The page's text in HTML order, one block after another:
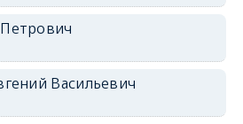
Васильевич